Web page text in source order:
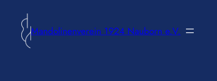
Inhalt
springen
Mandolinenverein 1924 Nauborn e.V.